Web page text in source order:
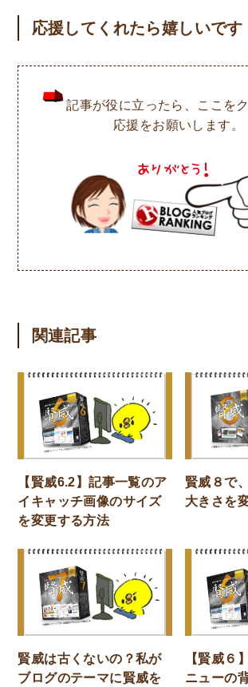
応援してくれたら嬉しいです
記事が役に立ったら、ここを
応援をお願いします。
関連記事
【賢威6.2】記事一覧のア
イキャッチ画像のサイズ
を変更する方法
賢威８で
大きさを
賢威は古くないの？私が
ブログのテーマに賢威を
【賢威６
ニューの